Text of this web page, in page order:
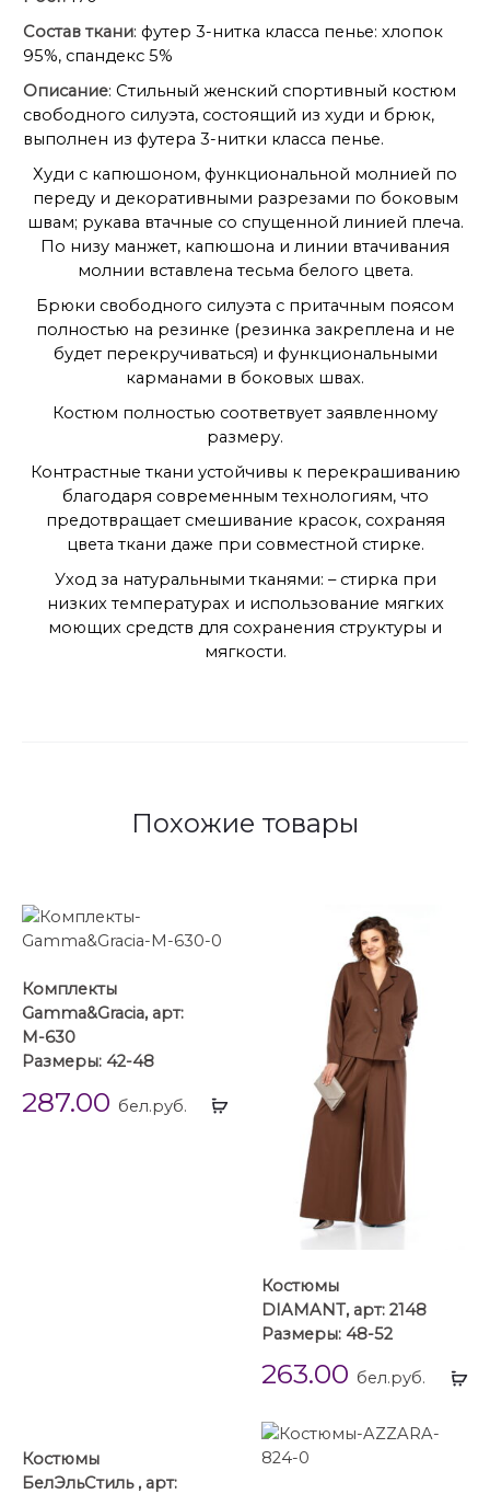
Состав ткани: футер 3-нитка класса пенье: хлопок
95%, спандекс 5%
Описание: Стильный женский спортивный костюм
свободного силуэта, состоящий из худи и брюк,
выполнен из футера 3-нитки класса пенье.
Худи с капюшоном, функциональной молнией по
переду и декоративными разрезами по боковым
швам; рукава втачные со спущенной линией плеча.
По низу манжет, капюшона и линии втачивания
молнии вставлена тесьма белого цвета.
Брюки свободного силуэта с притачным поясом
полностью на резинке (резинка закреплена и не
будет перекручиваться) и функциональными
карманами в боковых швах.
Костюм полностью соответвует заявленному
размеру.
Контрастные ткани устойчивы к перекрашиванию
благодаря современным технологиям, что
предотвращает смешивание красок, сохраняя
цвета ткани даже при совместной стирке.
Уход за натуральными тканями: – стирка при
низких температурах и использование мягких
моющих средств для сохранения структуры и
мягкости.
Похожие товары
Выбрать
Комплекты
Gamma&Gracia, арт:
М-630
Размеры: 42-48
287.00 бел.руб.
Костюмы
DIAMANT, арт: 2148
Размеры: 48-52
263.00 бел.руб.
Костюмы
БелЭльСтиль , арт: